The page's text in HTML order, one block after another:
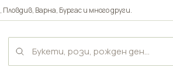
, Пловдив, Варна, Бургаси много други.